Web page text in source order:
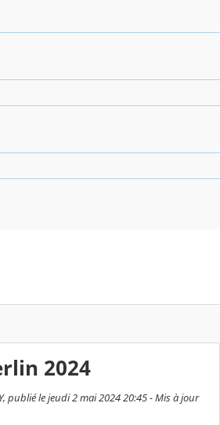
2024
publié le jeudi 2 mai 2024 20:45 - Mis à jour